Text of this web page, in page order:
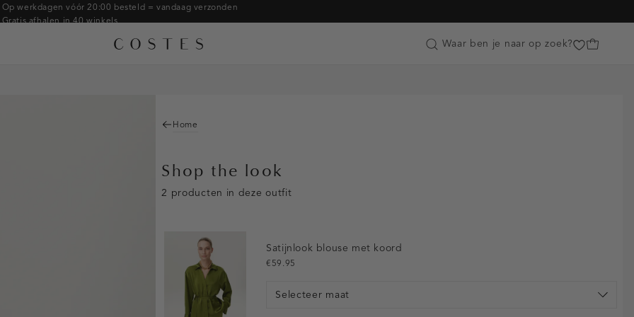
Op werkdagen vóór 20:00 besteld = vandaag verzonden
Gratis afhalen in 40 winkels
Betaal zoals jij wilt: o.a. Bancontact, Riverty, Apple pay & creditcard
Customer Care
Waar ben je naar op zoek?
Home
Shop the look
2 producten in deze outfit
Satijnlook blouse met koord
€59.95
Selecteer maat